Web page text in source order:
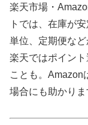
楽天市場・
トでは、在庫が
単位、定期便など
楽天ではポイン
ことも。Amazon
場合にも助かりま